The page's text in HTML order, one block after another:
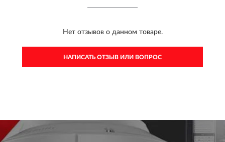
Нет отзывов о данном товаре.
НАПИСАТЬ ОТЗЫВ ИЛИ ВОПРОС